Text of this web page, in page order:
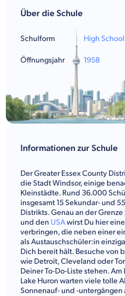
Informationen zur Schule
Der Greater Essex County
die Stadt Windsor, einige
Kleinstädte. Rund 36.000
insgesamt 15 Sekundar- und
Distrikts. Genau an der
und den USAwirst Du hier
verbringen, die neben einer
als Austauschschüler:in
Dich bereit hält. Besuche von
wie Detroit, Cleveland oder
Deiner To-Do-Liste stehen. Am
Lake Huron warten viele tolle
Sonnenauf- und -untergängen
Über die Schule
Schulform
Öffnungsjahr
High School
1958